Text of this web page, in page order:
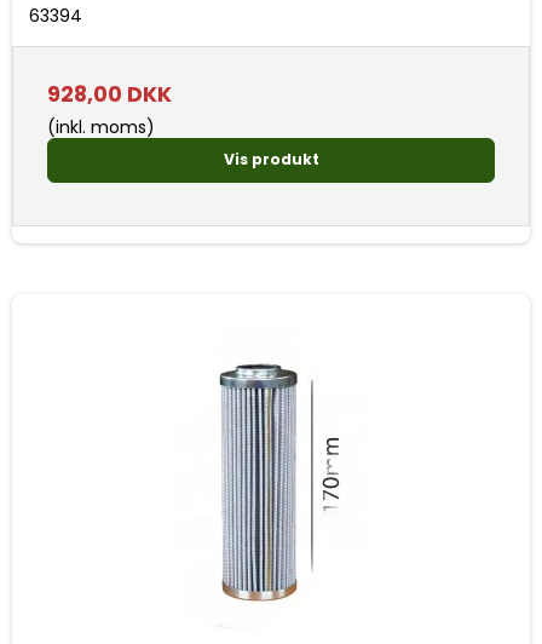
63394
928,00 DKK
(inkl. moms)
Vis produkt